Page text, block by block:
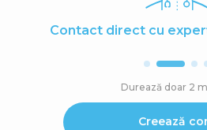
Contact direct cu
Durează doar 2
Creează